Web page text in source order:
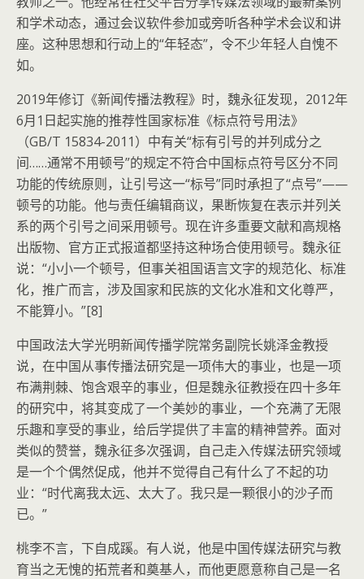
和学术动态，通过会议软件参加或旁听各种学术会议和讲
座。这种思想和行动上的“年轻态”，令不少年轻人自愧不
如。
2019年修订《新闻传播法教程》时，魏永征发现，2012年
6月1日起实施的推荐性国家标准《标点符号用法》
（GB/T 15834-2011）中有关“标有引号的并列成分之
间……通常不用顿号”的规定不符合中国标点符号区分不同
功能的传统原则，让引号这一“标号”同时承担了“点号”——
顿号的功能。他与责任编辑商议，果断恢复在表示并列关
系的两个引号之间采用顿号。现在许多重要文献和高规格
出版物、官方正式报道都坚持这种场合使用顿号。魏永征
说：“小小一个顿号，但事关祖国语言文字的规范化、标准
化，推广而言，涉及国家和民族的文化水准和文化尊严，
不能算小。”[8]
中国政法大学光明新闻传播学院常务副院长姚泽金教授
说，在中国从事传播法研究是一项伟大的事业，也是一项
布满荆棘、饱含艰辛的事业，但是魏永征教授在四十多年
的研究中，将其变成了一个美妙的事业，一个充满了无限
乐趣和享受的事业，给后学提供了丰富的精神营养。面对
类似的赞誉，魏永征多次强调，自己走入传媒法研究领域
是一个个偶然促成，他并不觉得自己有什么了不起的功
业：“时代离我太远、太大了。我只是一颗很小的沙子而
已。”
桃李不言，下自成蹊。有人说，他是中国传媒法研究与教
育当之无愧的拓荒者和奠基人，而他更愿意称自己是一名